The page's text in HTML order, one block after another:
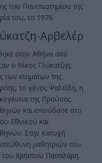
του Πανεπιστημίου της
του, το 1976.
Αρβελέρ
στην Αθήνα από
ο Νίκος Γλύκατζης,
των κτημάτων της
το γένος Ψαλτίδη, η
της Προύσας.
και σπούδασε στο
Εθνικού και
Στην Κατοχή
μαθητριών του
Χρήστου Πασαλάρη.